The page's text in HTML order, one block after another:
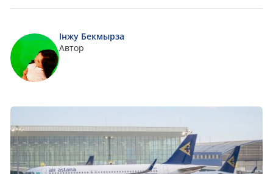
Інжу Бекмырза
Автор